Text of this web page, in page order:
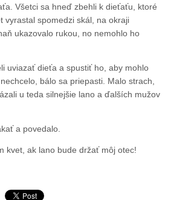
Všetci sa hneď zbehli k dieťaťu, ktoré
vyrastal spomedzi skál, na okraji
ukazovalo rukou, no nemohlo ho
uviazať dieťa a spustiť ho, aby mohlo
bálo sa priepasti. Malo strach,
u teda silnejšie lano a ďalších mužov
a povedalo.
kvet, ak lano bude držať môj otec!